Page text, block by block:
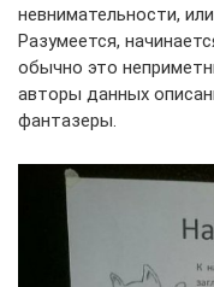
невнимательности,
Разумеется,
обычно это
авторы данных
фантазеры.